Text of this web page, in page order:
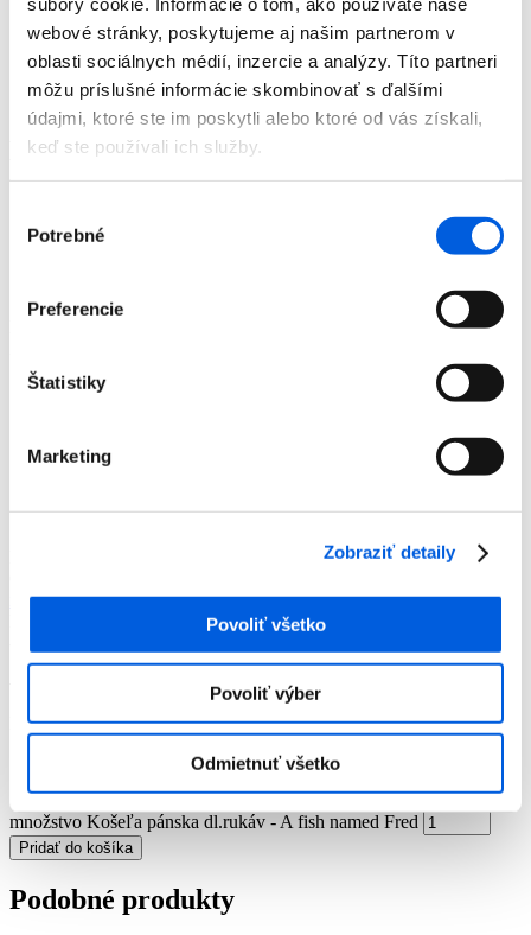
webové stránky, poskytujeme aj našim partnerom v
oblasti sociálnych médií, inzercie a analýzy. Títo partneri
môžu príslušné informácie skombinovať s ďalšími
údajmi, ktoré ste im poskytli alebo ktoré od vás získali,
keď ste používali ich služby.
súhlasu
Potrebné
Preferencie
Štatistiky
Marketing
Zobraziť detaily
Povoliť všetko
Povoliť výber
Odmietnuť všetko
Doplnky
Výpredaj
Predajne
O nás
Kontakt
Detail produktu
Produkty
Pánska móda
Produkty
Košeľa pánska dl.rukáv - A fish named Fred
Košeľa pánska dl.rukáv - A fish named Fred
named Fred
Momentálne nie je na sklade
množstvo Košeľa pánska dl.rukáv - A fish named Fred
Pridať do košíka
Podobné produkty